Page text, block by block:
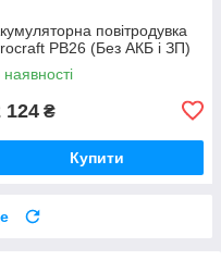
повітродувка
PB26 (Без АКБ і ЗП)
наявності
124 ₴
Купити